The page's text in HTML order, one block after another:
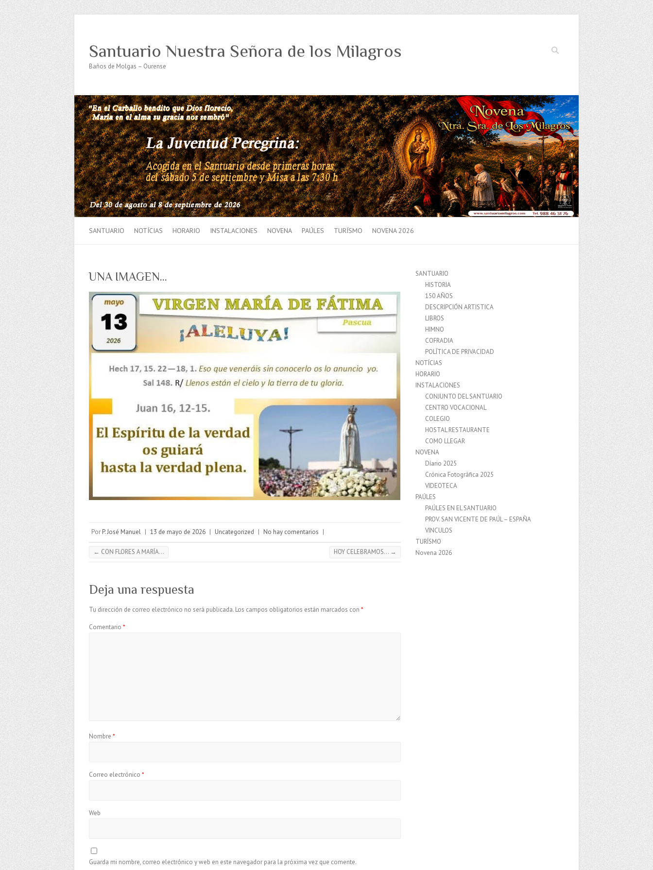
Buscar
Santuario Nuestra Señora de los Milagros
Baños de Molgas – Ourense
SANTUARIO NOTÍCIAS HORARIO INSTALACIONES NOVENA PAÚLES TURÍSMO NOVENA 2026
UNA IMAGEN…
Por P. José Manuel | 13 de mayo de 2026 | Uncategorized | No hay comentarios |
← CON FLORES A MARÍA… HOY CELEBRAMOS… →
Deja una respuesta
Tu dirección de correo electrónico no será publicada. Los campos obligatorios están marcados con *
Comentario *
Nombre *
Correo electrónico *
Web
Guarda mi nombre, correo electrónico y web en este navegador para la próxima vez que comente.
SANTUARIO
HISTORIA
150 AÑOS
DESCRIPCIÓN ARTISTICA
LIBROS
HIMNO
COFRADIA
POLÍTICA DE PRIVACIDAD
NOTÍCIAS
HORARIO
INSTALACIONES
CONJUNTO DEL SANTUARIO
CENTRO VOCACIONAL
COLEGIO
HOSTAL RESTAURANTE
COMO LLEGAR
NOVENA
Díario 2025
Crónica Fotográfica 2025
VIDEOTECA
PAÚLES
PAÚLES EN EL SANTUARIO
PROV. SAN VICENTE DE PAÚL – ESPAÑA
VINCULOS
TURÍSMO
Novena 2026